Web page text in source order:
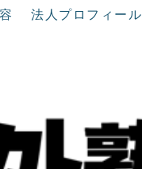
法人プロフィール